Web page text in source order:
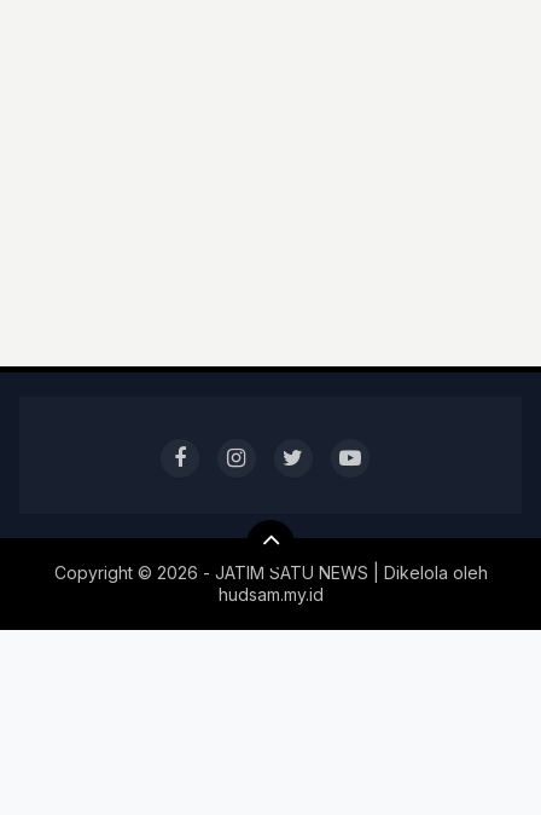
Copyright © 2026 - JATIM SATU NEWS | Dikelola oleh
hudsam.my.id